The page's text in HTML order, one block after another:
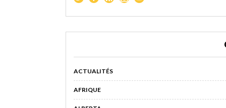
ACTUALITÉS
AFRIQUE